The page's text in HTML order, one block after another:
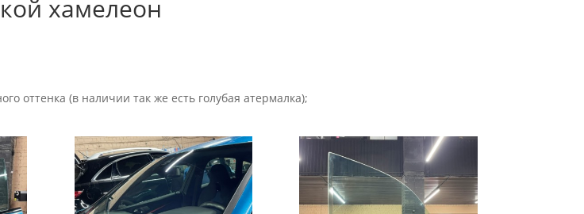
хамелеон
оттенка (в наличии так же есть голубая атермалка);